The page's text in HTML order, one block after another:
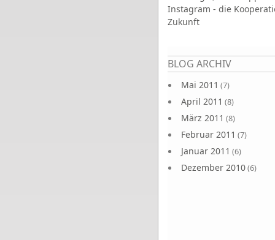
Instagram - die
Zukunft
BLOG ARCHIV
Mai 2011 (7)
April 2011 (8)
März 2011 (8)
Februar 2011 (7)
Januar 2011 (6)
Dezember 2010(6)
Seiten